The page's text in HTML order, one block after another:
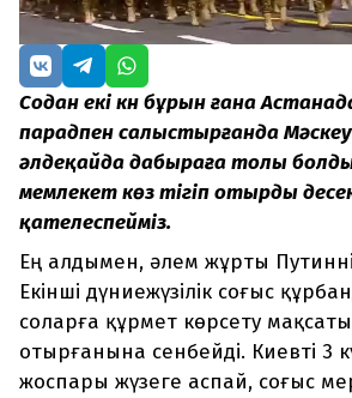
Содан екі күн бұрын ғана
парадпен салыстырғанда
әлдеқайда дабыраға толы
мемлекет көз тігіп отырды
қателеспейміз.
Ең алдымен, әлем жұрты
Екінші дүниежүзілік соғыс
соларға құрмет көрсету
отырғанына сенбейді. Киевті 3
жоспары жүзеге аспай, соғыс